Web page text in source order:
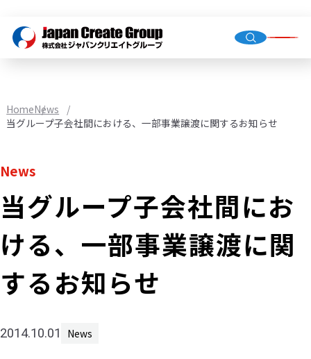
Group
Store
HomeNews
当グループ子会社間における、一部事業譲渡に関するお知らせ
News
当グループ子会社間にお
ける、一部事業譲渡に関
するお知らせ
2014.10.01 News